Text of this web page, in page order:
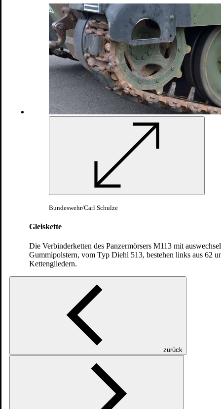
Bundeswehr/Carl Schulze
Gleiskette
Die Verbinderketten des Panzermörsers M113 mit
Gummipolstern, vom Typ Diehl 513, bestehen links aus 62
Kettengliedern.
zurück
Wiesel 2 Sanitätstrupp
Transportpanzer Fuchs 1A8A7
Panzerhaubitze 2000